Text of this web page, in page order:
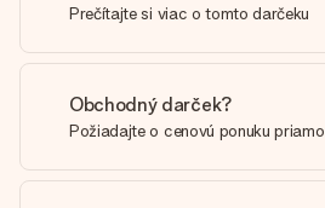
Prečítajte si viac o tomto darčeku
Obchodný darček?
Požiadajte o cenovú ponuku priamo